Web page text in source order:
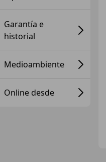
Garantía e
historial
Medioambiente
Online desde